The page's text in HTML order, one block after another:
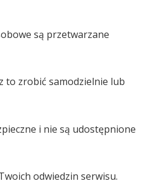
są przetwarzane
to zrobić samodzielnie lub
i nie są udostępnione
odwiedzin serwisu.